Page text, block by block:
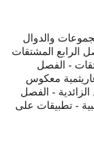
والدوال
الرابع المشتقات
- الفصل
معكوس
الزائدية - الفصل
- تطبيقات على